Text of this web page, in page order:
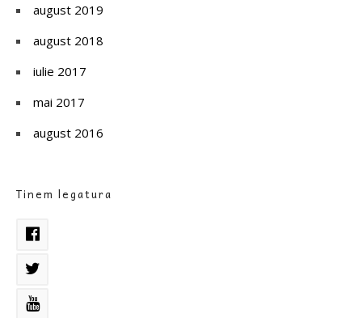
august 2019
august 2018
iulie 2017
mai 2017
august 2016
Tinem legatura